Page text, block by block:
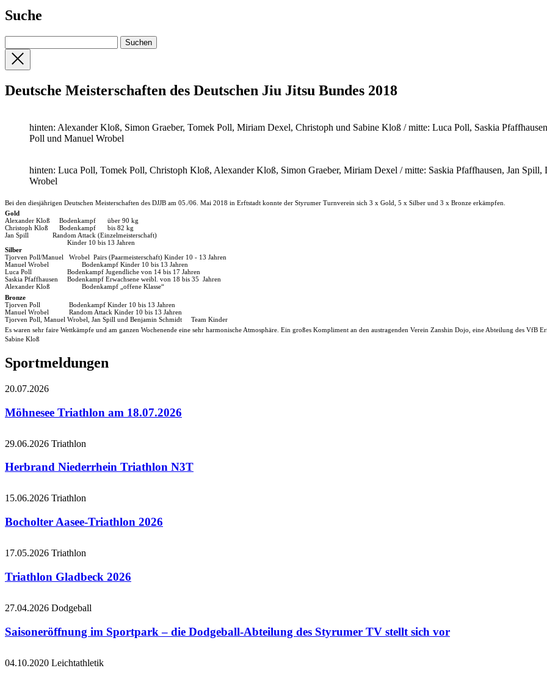
Suche
Deutsche Meisterschaften des Deutschen Jiu Jitsu Bundes 2018
hinten: Alexander Kloß, Simon Graeber, Tomek Poll, Miriam Dexel, Christoph und Sabine Kloß / mitte: Luca Poll, Saskia
Poll und Manuel Wrobel
hinten: Luca Poll, Tomek Poll, Christoph Kloß, Alexander Kloß, Simon Graeber, Miriam Dexel / mitte: Saskia Pfaffhausen, Jan
Wrobel
Bei den diesjährigen Deutschen Meisterschaften des DJJB am 05./06. Mai 2018 in Erftstadt konnte der Styrumer Turnverein sich 3 x Gold, 5 x Silber und 3 x Bronze erkämpfen.
Gold
Alexander Kloß Bodenkampf
über 90 kg
Christoph Kloß Bodenkampf
bis 82 kg
Jan Spill
Random Attack (Einzelmeisterschaft)
Kinder 10 bis 13 Jahren
Silber
Tjorven Poll/Manuel Wrobel Pairs (Paarmeisterschaft) Kinder 10 - 13 Jahren
Manuel Wrobel
Bodenkampf Kinder 10 bis 13 Jahren
Luca Poll
Bodenkampf Jugendliche von 14 bis 17 Jahren
Saskia Pfaffhausen
Bodenkampf Erwachsene weibl. von 18 bis 35 Jahren
Alexander Kloß
Bodenkampf „offene Klasse“
Bronze
Tjorven Poll
Bodenkampf Kinder 10 bis 13 Jahren
Manuel Wrobel
Random Attack Kinder 10 bis 13 Jahren
Tjorven Poll, Manuel Wrobel, Jan Spill und Benjamin Schmidt Team Kinder
Es waren sehr faire Wettkämpfe und am ganzen Wochenende eine sehr harmonische Atmosphäre. Ein großes Kompliment an den austragenden Verein Zanshin Dojo, eine Abteilung des VfB
Sabine Kloß
Sportmeldungen
20.07.2026
Möhnesee Triathlon am 18.07.2026
29.06.2026 Triathlon
Herbrand Niederrhein Triathlon N3T
15.06.2026 Triathlon
Bocholter Aasee-Triathlon 2026
17.05.2026 Triathlon
Triathlon Gladbeck 2026
27.04.2026 Dodgeball
Saisoneröffnung im Sportpark – die Dodgeball-Abteilung des Styrumer TV stellt sich vor
04.10.2020 Leichtathletik